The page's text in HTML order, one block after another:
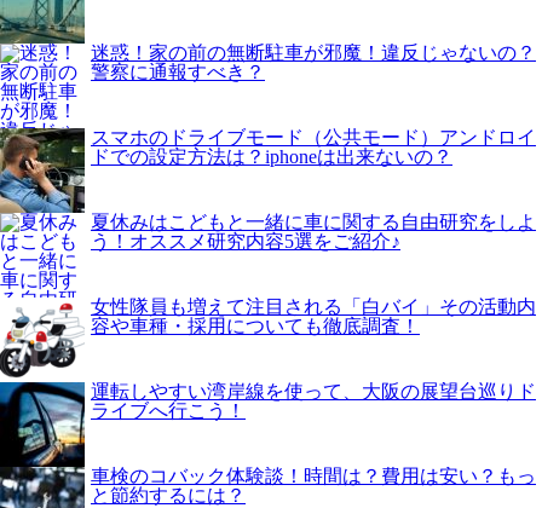
迷惑！家の前の無断駐車が邪魔！違反じゃないの？
警察に通報すべき？
スマホのドライブモード（公共モード）アンドロイ
ドでの設定方法は？iphoneは出来ないの？
夏休みはこどもと一緒に車に関する自由研究をしよ
う！オススメ研究内容5選をご紹介♪
女性隊員も増えて注目される「白バイ」その活動内
容や車種・採用についても徹底調査！
運転しやすい湾岸線を使って、大阪の展望台巡りド
ライブへ行こう！
車検のコバック体験談！時間は？費用は安い？もっ
と節約するには？